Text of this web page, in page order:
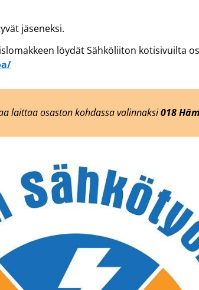
jäseneksi.
löydät Sähköliiton kotisivuilta
laittaa osaston kohdassa valinnaksi018